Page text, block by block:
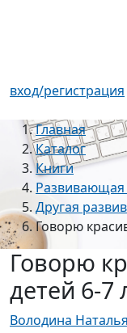
вход/регистрация
Главная
Каталог
Книги
Развивающая
Другая
Говорю
Говорю
детей 6-7
Володина